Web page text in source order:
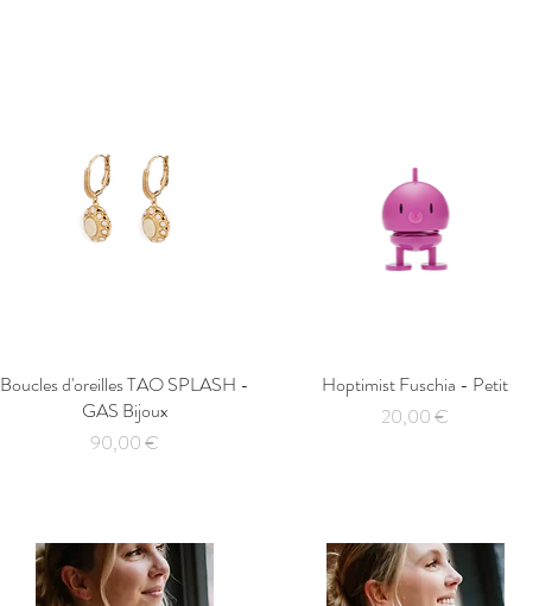
Aperçu rapide
Boucles d'oreilles TAO SPLASH -
GAS Bijoux
Prix
90,00 €
Aperçu rapide
Hoptimist Fuschia - Petit
Prix
20,00 €